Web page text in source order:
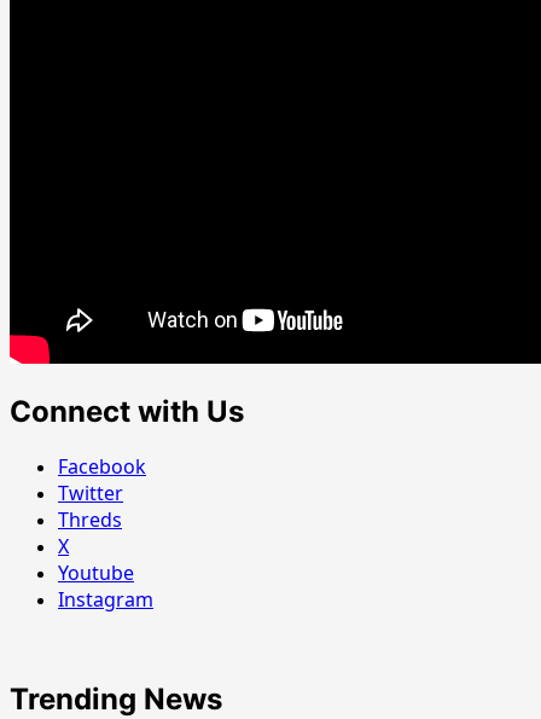
Connect with Us
Facebook
Twitter
Threds
X
Youtube
Instagram
Trending News